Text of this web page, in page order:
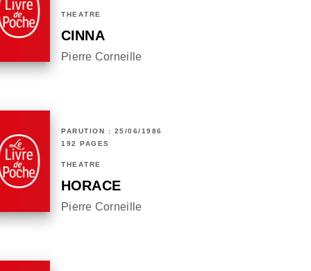
THÉÂTRE
CINNA
Pierre Corneille
PARUTION : 25/06/1986
192 PAGES
THÉÂTRE
HORACE
Pierre Corneille